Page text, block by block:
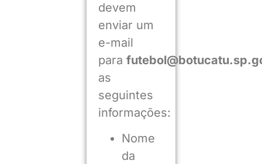
devem
enviar um
e-mail
para
as
seguintes
informações:
Nome
da